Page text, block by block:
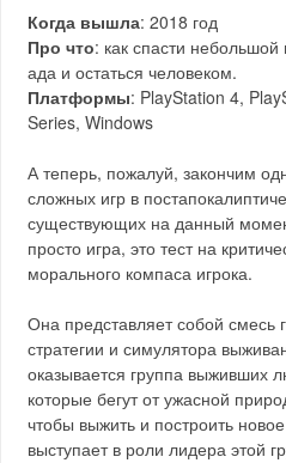
Когда вышла: 2018 год
Про что: как спасти небольшой
ада и остаться человеком.
Платформы: PlayStation 4,
Series, Windows
А теперь, пожалуй, закончим
сложных игр в
существующих на данный
просто игра, это тест на
морального компаса игрока.
Она представляет собой смесь
стратегии и симулятора
оказывается группа выживших
которые бегут от ужасной
чтобы выжить и построить
выступает в роли лидера этой